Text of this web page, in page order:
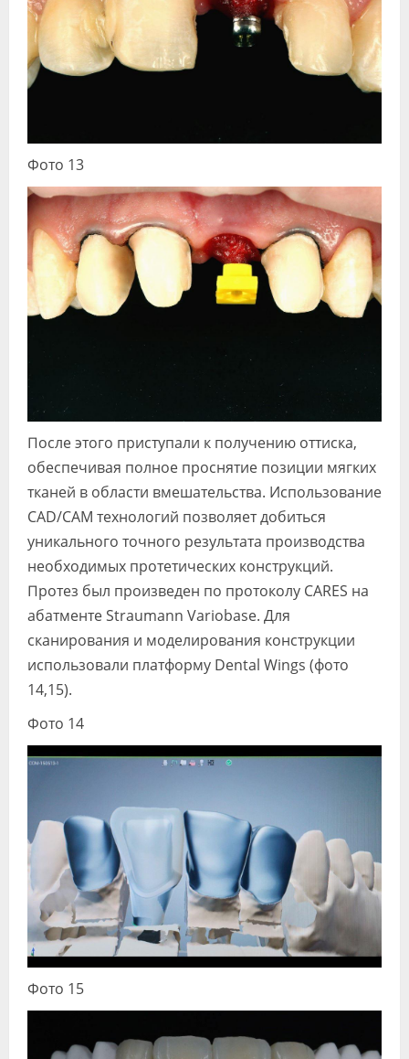
Фото 13
После этого приступали к получению оттиска,
обеспечивая полное проснятие позиции мягких
тканей в области вмешательства. Использование
CAD/CAM технологий позволяет добиться
уникального точного результата производства
необходимых протетических конструкций.
Протез был произведен по протоколу CARES на
абатменте Straumann Variobase. Для
сканирования и моделирования конструкции
использовали платформу Dental Wings (фото
14,15).
Фото 14
Фото 15